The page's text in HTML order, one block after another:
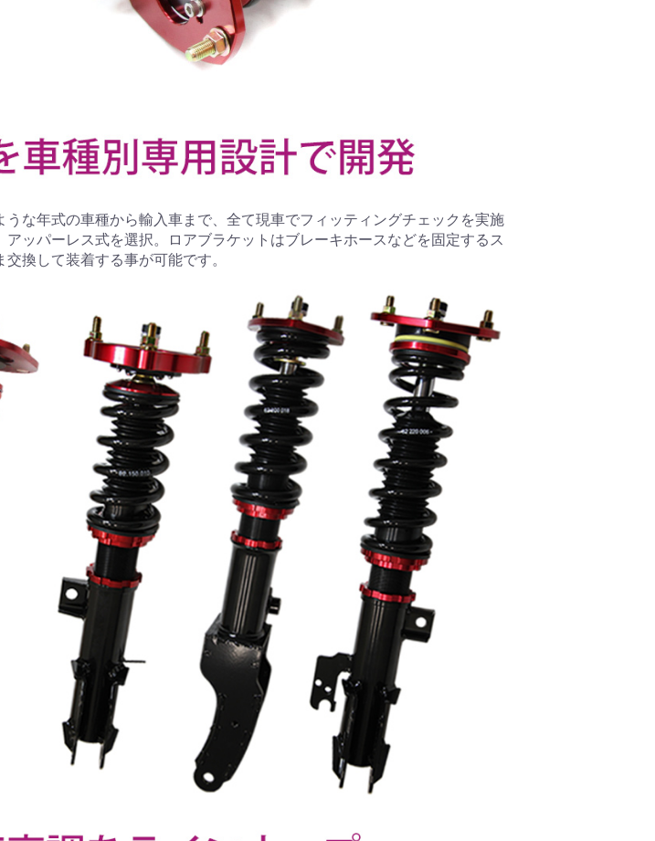
な年式の車種から輸入車まで、全て現車でフィッティングチェックを実施
ッパーレス式を選択。ロアブラケットはブレーキホースなどを固定するス
換して装着する事が可能です。